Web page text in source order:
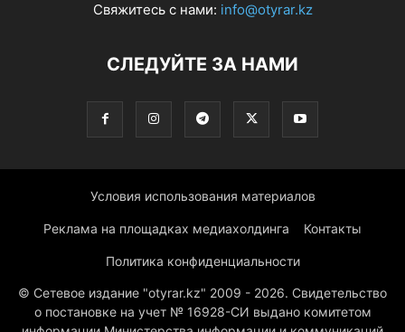
Свяжитесь с нами: info@otyrar.kz
СЛЕДУЙТЕ ЗА НАМИ
Условия использования материалов
Реклама на площадках медиахолдинга Контакты
Политика конфиденциальности
© Сетевое издание "otyrar.kz" 2009 - 2026. Свидетельство
о постановке на учет № 16928-СИ выдано комитетом